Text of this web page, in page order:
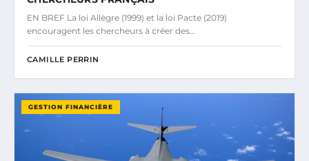
EN BREF La loi Allègre (1999) et la loi Pacte (2019)
encouragent les chercheurs à créer des…
CAMILLE PERRIN
GESTION FINANCIÈRE